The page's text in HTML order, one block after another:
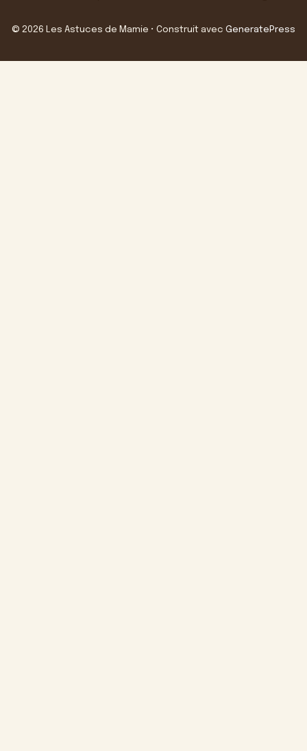
© 2026 Les Astuces de Mamie • Construit avec GeneratePress